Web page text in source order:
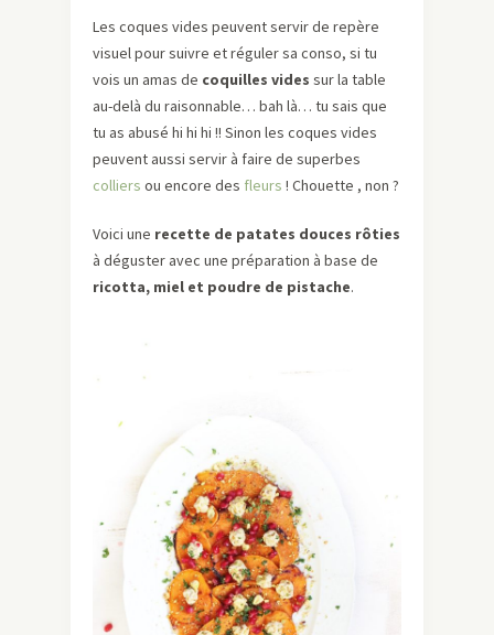
Les coques vides peuvent servir de repère
visuel pour suivre et réguler sa conso, si tu
vois un amas de coquilles vides sur la table
au-delà du raisonnable… bah là… tu sais que
tu as abusé hi hi hi !! Sinon les coques vides
peuvent aussi servir à faire de superbes
colliers ou encore des fleurs ! Chouette , non ?
Voici une recette de patates douces rôties
à déguster avec une préparation à base de
ricotta, miel et poudre de pistache.